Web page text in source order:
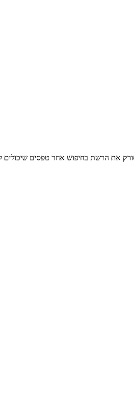
את הרשת בחיפוש אחר טפסים